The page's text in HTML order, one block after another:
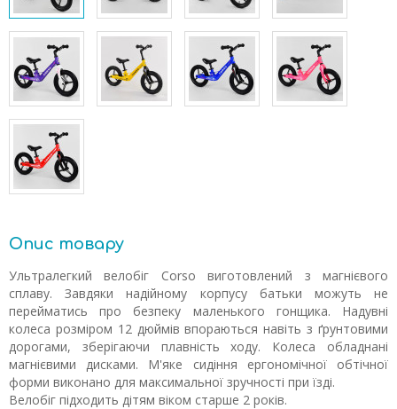
Опис товару
Ультралегкий велобіг Corso виготовлений з магнієвого
сплаву. Завдяки надійному корпусу батьки можуть не
перейматись про безпеку маленького гонщика. Надувні
колеса розміром 12 дюймів впораються навіть з ґрунтовими
дорогами, зберігаючи плавність ходу. Колеса обладнані
магнієвими дисками. М'яке сидіння ергономічної обтічної
форми виконано для максимальної зручності при їзді.
Велобіг підходить дітям віком старше 2 років.